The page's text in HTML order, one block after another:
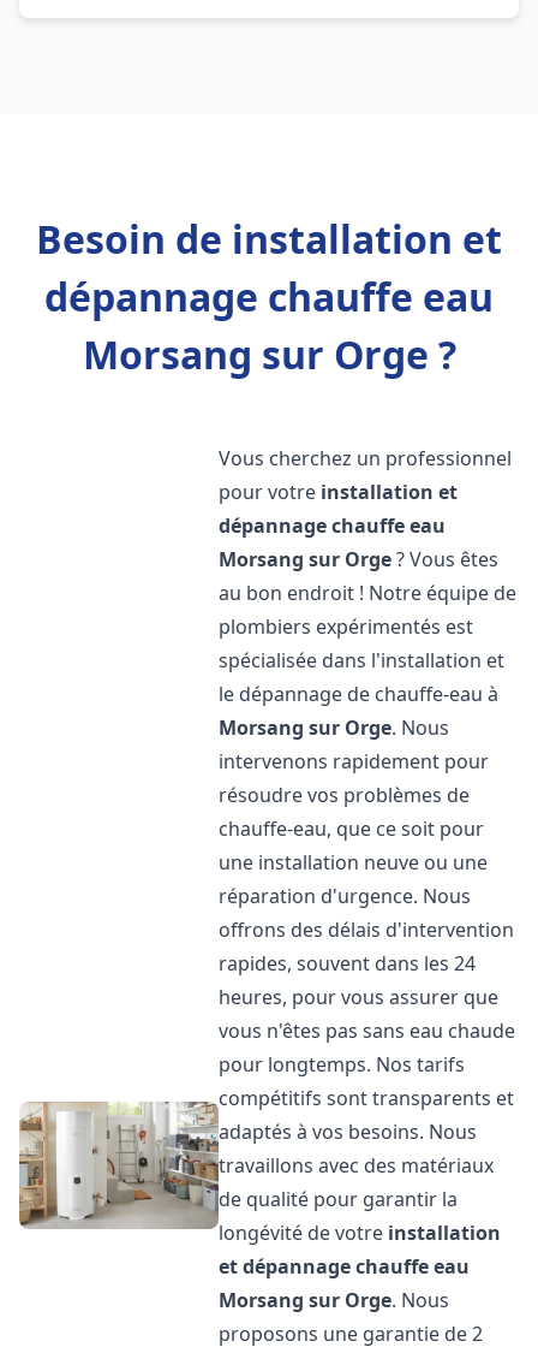
Besoin de installation et
dépannage chauffe eau
Morsang sur Orge ?
Vous cherchez un professionnel
pour votre installation et
dépannage chauffe eau
Morsang sur Orge? Vous êtes
au bon endroit ! Notre équipe de
plombiers expérimentés est
spécialisée dans l'installation et
le dépannage de chauffe-eau à
Morsang sur Orge. Nous
intervenons rapidement pour
résoudre vos problèmes de
chauffe-eau, que ce soit pour
une installation neuve ou une
réparation d'urgence. Nous
offrons des délais d'intervention
rapides, souvent dans les 24
heures, pour vous assurer que
vous n'êtes pas sans eau chaude
pour longtemps. Nos tarifs
compétitifs sont transparents et
adaptés à vos besoins. Nous
travaillons avec des matériaux
de qualité pour garantir la
longévité de votre installation
et dépannage chauffe eau
Morsang sur Orge. Nous
proposons une garantie de 2